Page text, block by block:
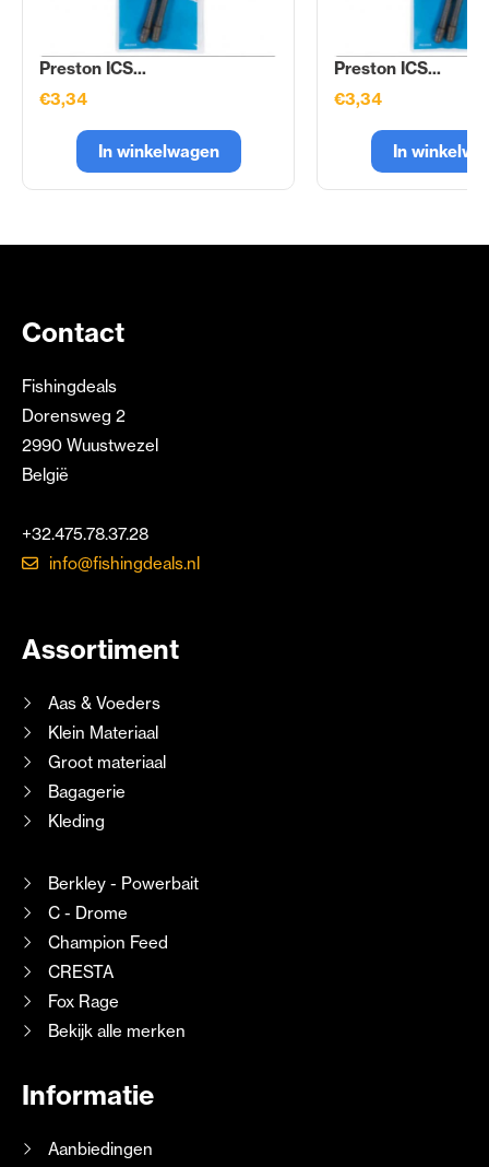
Preston ICS...
€3,34
In winkelwagen
Preston ICS...
€3,34
In
Contact
Fishingdeals
Dorensweg 2
2990 Wuustwezel
België
+32.475.78.37.28
info@fishingdeals.nl
Assortiment
Aas & Voeders
Klein Materiaal
Groot materiaal
Bagagerie
Kleding
Berkley - Powerbait
C - Drome
Champion Feed
CRESTA
Fox Rage
Bekijk alle merken
Informatie
Aanbiedingen